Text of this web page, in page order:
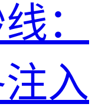
：
入